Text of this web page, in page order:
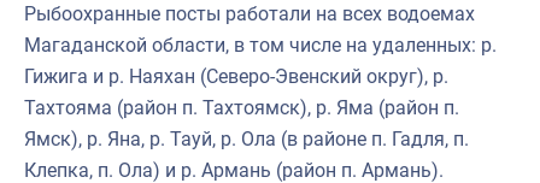
Рыбоохранные посты работали на всех водоемах
Магаданской области, в том числе на удаленных: р.
Гижига и р. Наяхан (Северо-Эвенский округ), р.
Тахтояма (район п. Тахтоямск), р. Яма (район п.
Ямск), р. Яна, р. Тауй, р. Ола (в районе п. Гадля, п.
Клепка, п. Ола) и р. Армань (район п. Армань).